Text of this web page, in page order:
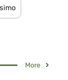
More